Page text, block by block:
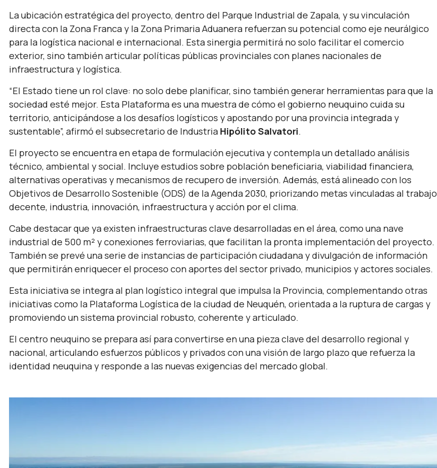
La ubicación estratégica del proyecto, dentro del Parque Industrial de Zapala, y su vinculación
directa con la Zona Franca y la Zona Primaria Aduanera refuerzan su potencial como eje neurálgico
para la logística nacional e internacional. Esta sinergia permitirá no solo facilitar el comercio
exterior, sino también articular políticas públicas provinciales con planes nacionales de
infraestructura y logística.
“El Estado tiene un rol clave: no solo debe planificar, sino también generar herramientas para que la
sociedad esté mejor. Esta Plataforma es una muestra de cómo el gobierno neuquino cuida su
territorio, anticipándose a los desafíos logísticos y apostando por una provincia integrada y
sustentable”, afirmó el subsecretario de Industria Hipólito Salvatori.
El proyecto se encuentra en etapa de formulación ejecutiva y contempla un detallado análisis
técnico, ambiental y social. Incluye estudios sobre población beneficiaria, viabilidad financiera,
alternativas operativas y mecanismos de recupero de inversión. Además, está alineado con los
Objetivos de Desarrollo Sostenible (ODS) de la Agenda 2030, priorizando metas vinculadas al trabajo
decente, industria, innovación, infraestructura y acción por el clima.
Cabe destacar que ya existen infraestructuras clave desarrolladas en el área, como una nave
industrial de 500 m² y conexiones ferroviarias, que facilitan la pronta implementación del proyecto.
También se prevé una serie de instancias de participación ciudadana y divulgación de información
que permitirán enriquecer el proceso con aportes del sector privado, municipios y actores sociales.
Esta iniciativa se integra al plan logístico integral que impulsa la Provincia, complementando otras
iniciativas como la Plataforma Logística de la ciudad de Neuquén, orientada a la ruptura de cargas y
promoviendo un sistema provincial robusto, coherente y articulado.
El centro neuquino se prepara así para convertirse en una pieza clave del desarrollo regional y
nacional, articulando esfuerzos públicos y privados con una visión de largo plazo que refuerza la
identidad neuquina y responde a las nuevas exigencias del mercado global.